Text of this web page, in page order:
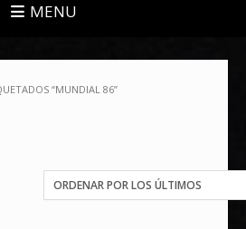
MENU
“MUNDIAL 86”